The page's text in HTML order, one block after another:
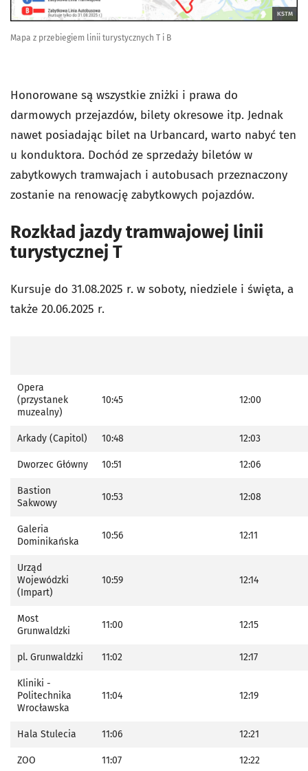
KSTM
Mapa z przebiegiem linii turystycznych T i B
Honorowane są wszystkie zniżki i prawa do
darmowych przejazdów, bilety okresowe itp. Jednak
nawet posiadając bilet na Urbancard, warto nabyć ten
u konduktora. Dochód ze sprzedaży biletów w
zabytkowych tramwajach i autobusach przeznaczony
zostanie na renowację zabytkowych pojazdów.
Rozkład jazdy tramwajowej linii
turystycznej T
Kursuje do 31.08.2025 r. w soboty, niedziele i święta, a
także 20.06.2025 r.
Opera
(przystanek
muzealny)
10:45 12:00
Arkady (Capitol) 10:48 12:03
Dworzec Główny 10:51 12:06
Bastion
Sakwowy
10:53 12:08
Galeria
Dominikańska
10:56 12:11
Urząd
Wojewódzki
(Impart)
10:59 12:14
Most
Grunwaldzki
11:00 12:15
pl. Grunwaldzki 11:02 12:17
Kliniki -
Politechnika
Wrocławska
11:04 12:19
Hala Stulecia 11:06 12:21
ZOO 11:07 12:22